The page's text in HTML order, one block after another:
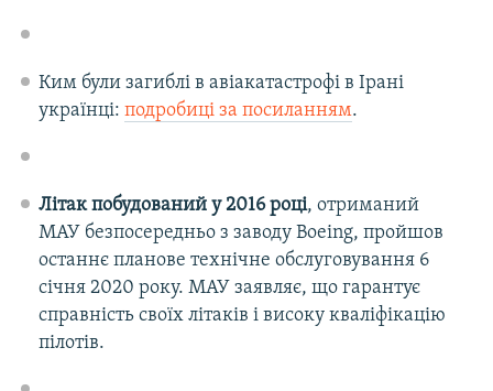
Ким були загиблі в авіакатастрофі в Ірані
українці: подробиці за посиланням.
Літак побудований у 2016 році, отриманий
МАУ безпосередньо з заводу Boeing, пройшов
останнє планове технічне обслуговування 6
січня 2020 року. МАУ заявляє, що гарантує
справність своїх літаків і високу кваліфікацію
пілотів.